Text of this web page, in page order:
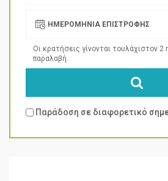
ΗΜΕΡΟΜΗΝΊΑ ΕΠΙΣΤΡΟΦΉΣ
Οι κρατήσεις γίνονται τουλάχιστον 2
παραλαβή.
Παράδοση σε διαφορετικό